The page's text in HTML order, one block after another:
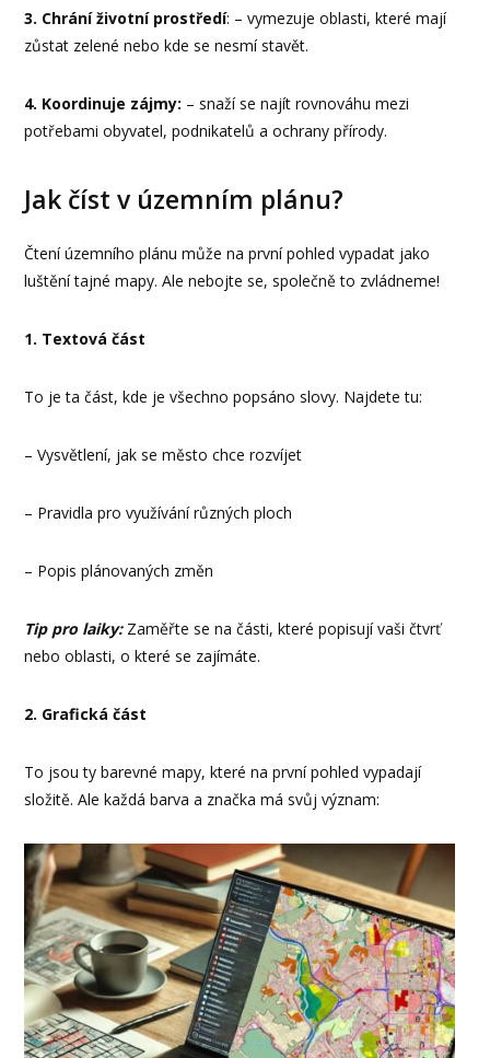
3. Chrání životní prostředí: – vymezuje oblasti, které mají
zůstat zelené nebo kde se nesmí stavět.
4. Koordinuje zájmy: – snaží se najít rovnováhu mezi
potřebami obyvatel, podnikatelů a ochrany přírody.
Jak číst v územním plánu?
Čtení územního plánu může na první pohled vypadat jako
luštění tajné mapy. Ale nebojte se, společně to zvládneme!
1. Textová část
To je ta část, kde je všechno popsáno slovy. Najdete tu:
– Vysvětlení, jak se město chce rozvíjet
– Pravidla pro využívání různých ploch
– Popis plánovaných změn
Tip pro laiky: Zaměřte se na části, které popisují vaši čtvrť
nebo oblasti, o které se zajímáte.
2. Grafická část
To jsou ty barevné mapy, které na první pohled vypadají
složitě. Ale každá barva a značka má svůj význam: